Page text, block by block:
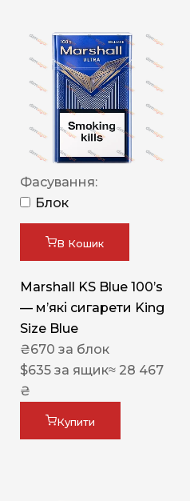
Фасування:
Блок
В Кошик
Marshall KS Blue 100’s
— м’які сигарети King
Size Blue
₴670 за блок
$635 за ящик≈ 28 467
₴
Купити